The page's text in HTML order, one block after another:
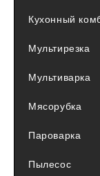
Кухонный
Мультирезка
Мультиварка
Мясорубка
Пароварка
Пылесос